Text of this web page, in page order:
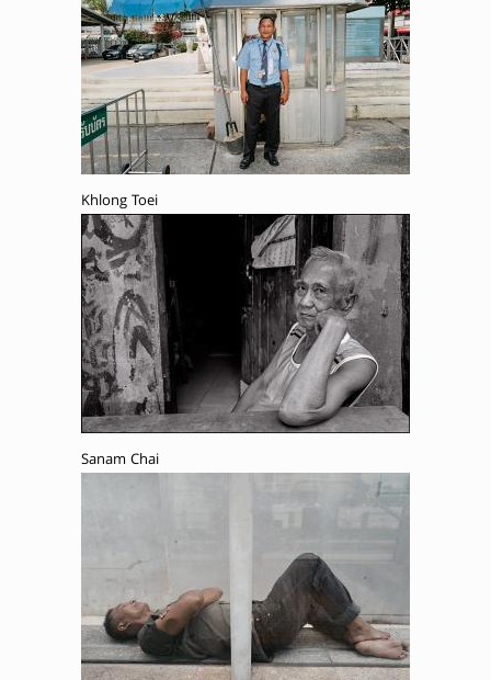
Khlong Toei
Sanam Chai